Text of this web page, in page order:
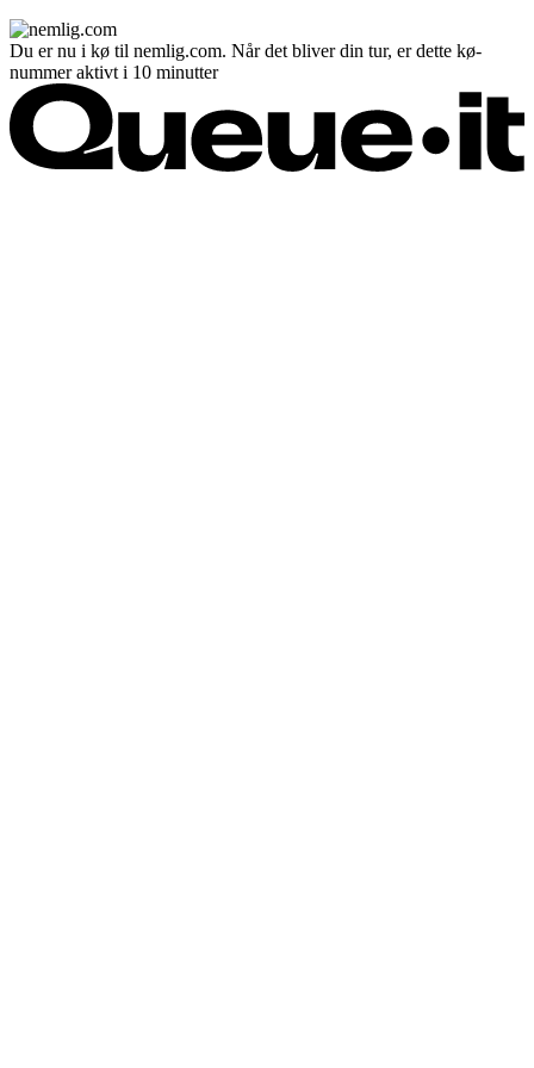
Du er nu i kø til nemlig.com. Når det bliver din tur, er dette kø-
nummer aktivt i 10 minutter